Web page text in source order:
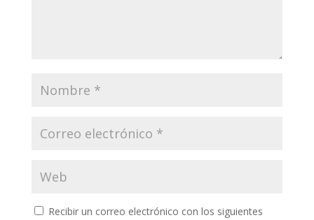
Recibir un correo electrónico con los siguientes